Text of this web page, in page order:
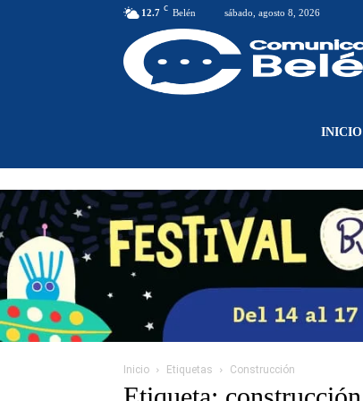
12.7 C Belén sábado, agosto 8, 2026
INICIO
Inicio Etiquetas Construcción